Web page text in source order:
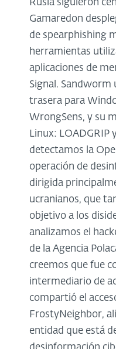
Rusia siguieron
Gamaredon
de spearphishing
herramientas
aplicaciones de
Signal.
trasera para
WrongSens, y su
Linux: LOADGRIP
detectamos la
operación de
dirigida
ucranianos, que
objetivo a los
analizamos el
de la Agencia
creemos que fue
intermediario de
compartió el
FrostyNeighbor,
entidad que está